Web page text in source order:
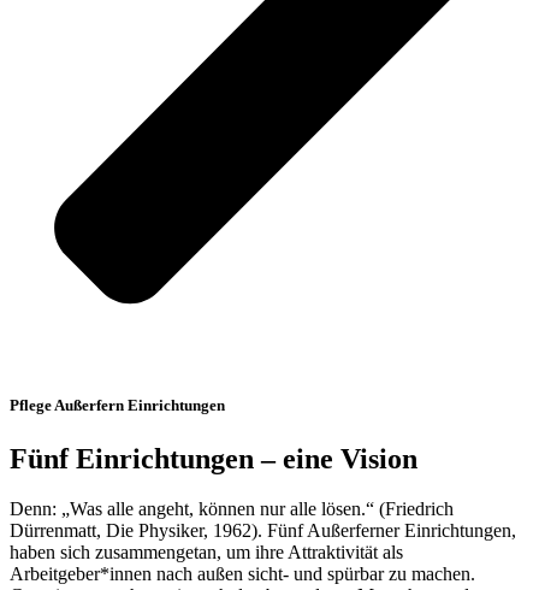
Pflege Außerfern Einrichtungen
Fünf Einrichtungen – eine Vision
Denn: „Was alle angeht, können nur alle lösen.“ (Friedrich
Dürrenmatt, Die Physiker, 1962). Fünf Außerferner Einrichtungen,
haben sich zusammengetan, um ihre Attraktivität als
Arbeitgeber*innen nach außen sicht- und spürbar zu machen.